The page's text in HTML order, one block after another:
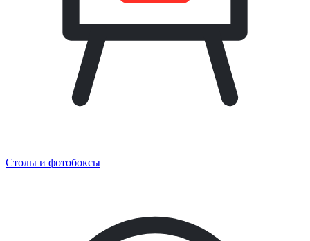
Столы и фотобоксы